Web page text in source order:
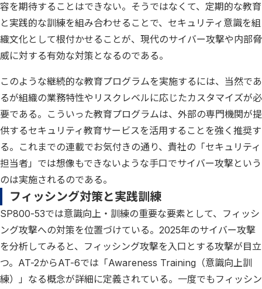
容を期待することはできない。そうではなくて、定期的な教育
と実践的な訓練を組み合わせることで、セキュリティ意識を組
織文化として根付かせることが、現代のサイバー攻撃や内部脅
威に対する有効な対策となるのである。
このような継続的な教育プログラムを実施するには、当然であ
るが組織の業務特性やリスクレベルに応じたカスタマイズが必
要である。こういった教育プログラムは、外部の専門機関が提
供するセキュリティ教育サービスを活用することを強く推奨す
る。これまでの連載でお気付きの通り、貴社の「セキュリティ
担当者」では想像もできないような手口でサイバー攻撃という
のは実施されるのである。
フィッシング対策と実践訓練
SP800-53では意識向上・訓練の重要な要素として、フィッシ
ング攻撃への対策を位置づけている。2025年のサイバー攻撃
を分析してみると、フィッシング攻撃を入口とする攻撃が目立
つ。AT-2からAT-6では「Awareness Training（意識向上訓
練）」なる概念が詳細に定義されている。一度でもフィッシン